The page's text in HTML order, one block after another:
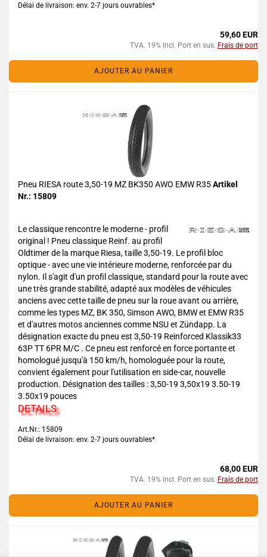
Délai de livraison: env. 2-7 jours ouvrables*
59,60 EUR
TVA. 19% incl. Port en sus. Frais de port
AJOUTER AU PANIER
Pneu RIESA route 3,50-19 MZ BK350 AWO EMW R35Artikel
Nr.: 15809
Le classique rencontre le moderne - profil
original ! Pneu classique Reinf. au profil
Oldtimer de la marque Riesa, taille 3,50-19. Le profil bloc
optique - avec une vie intérieure moderne, renforcée par du
nylon. Il s'agit d'un profil classique, standard pour la route avec
une très grande stabilité, adapté aux modèles de véhicules
anciens avec cette taille de pneu sur la roue avant ou arrière,
comme les types MZ, BK 350, Simson AWO, BMW et EMW R35
et d'autres motos anciennes comme NSU et Zündapp. La
désignation exacte du pneu est 3,50-19 Reinforced Klassik33
63P TT 6PR M/C . Ce pneu est renforcé en force portante et
homologué jusqu'à 150 km/h, homologuée pour la route,
convient également pour l'utilisation en side-car, nouvelle
production. Désignation des tailles : 3,50-19 3,50x19 3.50-19
3.50x19 pouces
DETAILS
Art.Nr.: 15809
Délai de livraison: env. 2-7 jours ouvrables*
68,00 EUR
TVA. 19% incl. Port en sus. Frais de port
AJOUTER AU PANIER